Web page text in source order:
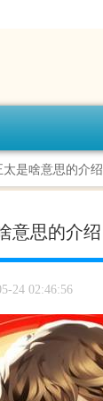
是啥意思的介绍
意思的介绍
24 02:46:56